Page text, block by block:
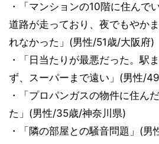
・「マンションの10階に住んで
道路が走っており、夜でもやか
れなかった」(男性/51歳/大阪府)
・「日当たりが最悪だった。駅
ず、スーパーまで遠い」(男性/
・「プロパンガスの物件に住ん
た」(男性/35歳/神奈川県)
・「隣の部屋との騒音問題」(